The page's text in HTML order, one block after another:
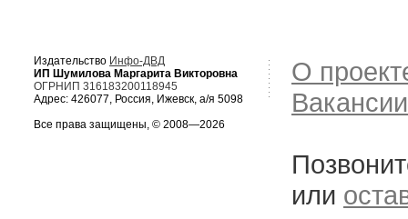
Издательство Инфо-ДВД
ИП Шумилова Маргарита Викторовна
ОГРНИП 316183200118945
Адрес: 426077, Россия, Ижевск, а/я 5098
Все права защищены, © 2008—2026
О
Вакансии
или